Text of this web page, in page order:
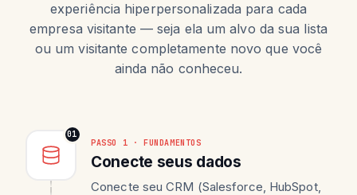
experiência hiperpersonalizada para cada
empresa visitante — seja ela um alvo da sua lista
ou um visitante completamente novo que você
ainda não conheceu.
01
PASSO 1 · FUNDAMENTOS
Conecte seus dados
Conecte seu CRM (Salesforce, HubSpot,